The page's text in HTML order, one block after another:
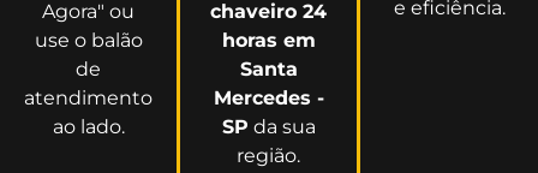
Agora" ou
use o balão
de
atendimento
ao lado.
chaveiro 24
horas em
Santa
Mercedes -
SP da sua
região.
e eficiência.